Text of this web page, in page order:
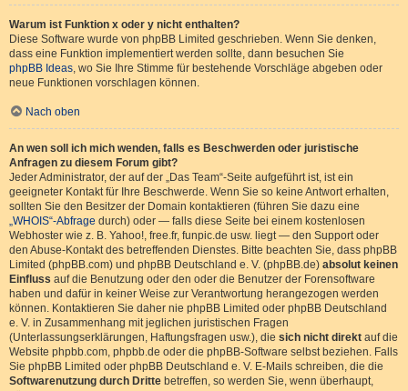
Warum ist Funktion x oder y nicht enthalten?
Diese Software wurde von phpBB Limited geschrieben. Wenn Sie denken,
dass eine Funktion implementiert werden sollte, dann besuchen Sie
phpBB Ideas, wo Sie Ihre Stimme für bestehende Vorschläge abgeben oder
neue Funktionen vorschlagen können.
Nach oben
An wen soll ich mich wenden, falls es Beschwerden oder juristische
Anfragen zu diesem Forum gibt?
Jeder Administrator, der auf der „Das Team“-Seite aufgeführt ist, ist ein
geeigneter Kontakt für Ihre Beschwerde. Wenn Sie so keine Antwort erhalten,
sollten Sie den Besitzer der Domain kontaktieren (führen Sie dazu eine
„WHOIS“-Abfrage durch) oder — falls diese Seite bei einem kostenlosen
Webhoster wie z. B. Yahoo!, free.fr, funpic.de usw. liegt — den Support oder
den Abuse-Kontakt des betreffenden Dienstes. Bitte beachten Sie, dass phpBB
Limited (phpBB.com) und phpBB Deutschland e. V. (phpBB.de) absolut keinen
Einfluss auf die Benutzung oder den oder die Benutzer der Forensoftware
haben und dafür in keiner Weise zur Verantwortung herangezogen werden
können. Kontaktieren Sie daher nie phpBB Limited oder phpBB Deutschland
e. V. in Zusammenhang mit jeglichen juristischen Fragen
(Unterlassungserklärungen, Haftungsfragen usw.), die sich nicht direkt auf die
Website phpbb.com, phpbb.de oder die phpBB-Software selbst beziehen. Falls
Sie phpBB Limited oder phpBB Deutschland e. V. E-Mails schreiben, die die
Softwarenutzung durch Dritte betreffen, so werden Sie, wenn überhaupt,